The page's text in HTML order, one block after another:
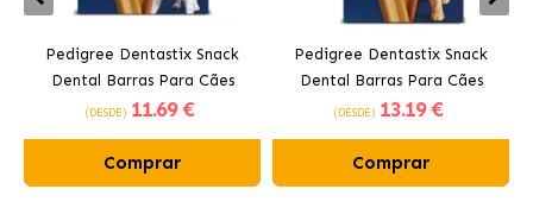
Pedigree Dentastix Snack
Dental Barras Para Cães
Médios 10-25 kg
(DESDE) 11.69 €
Comprar
Pedigree Dentastix Snack
Dental Barras Para Cães
Grandes +25 kg
(DESDE) 13.19 €
Comprar